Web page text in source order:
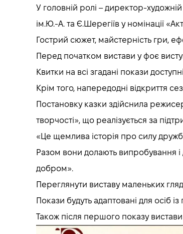
У головній ролі – директор-
ім.Ю.-А. та Є.Шерегіїв у номінації
Гострий сюжет, майстерність гри,
Перед початком вистави у фоє
Квитки на всі згадані покази
Крім того, напередодні відкриття
Постановку казки здійснила
творчості», що реалізується за
«Це щемлива історія про силу
Разом вони долають випробування
добром».
Переглянути виставу маленьких
Покази будуть адаптовані для осіб
Також після першого показу